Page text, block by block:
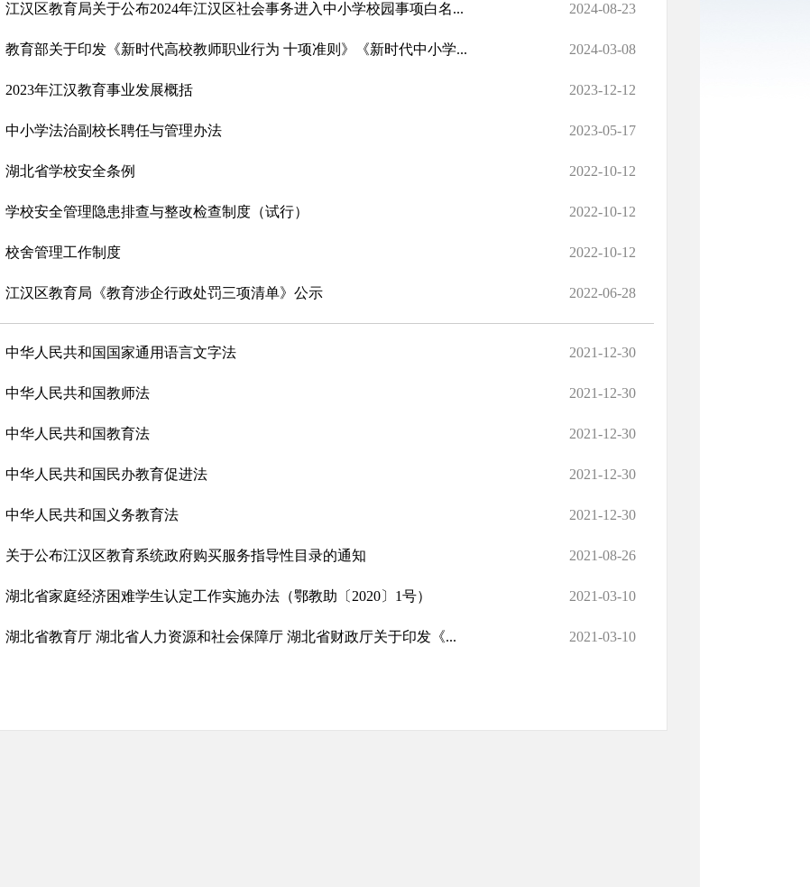
江汉区教育局关于公布2024年江汉区社会事务进入中小学校园事项白名... 2024-08-23
教育部关于印发《新时代高校教师职业行为 十项准则》《新时代中小学... 2024-03-08
2023年江汉教育事业发展概括 2023-12-12
中小学法治副校长聘任与管理办法 2023-05-17
湖北省学校安全条例 2022-10-12
学校安全管理隐患排查与整改检查制度（试行） 2022-10-12
校舍管理工作制度 2022-10-12
江汉区教育局《教育涉企行政处罚三项清单》公示 2022-06-28
中华人民共和国国家通用语言文字法 2021-12-30
中华人民共和国教师法 2021-12-30
中华人民共和国教育法 2021-12-30
中华人民共和国民办教育促进法 2021-12-30
中华人民共和国义务教育法 2021-12-30
关于公布江汉区教育系统政府购买服务指导性目录的通知 2021-08-26
湖北省家庭经济困难学生认定工作实施办法（鄂教助〔2020〕1号） 2021-03-10
湖北省教育厅 湖北省人力资源和社会保障厅 湖北省财政厅关于印发《... 2021-03-10